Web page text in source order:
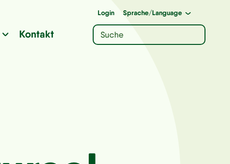
Login Sprache/Language
Kontakt